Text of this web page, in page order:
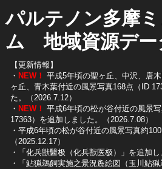
パルテノン多摩
ム 地域資源デー
【更新情報】
・ NEW！ 平成5年頃の聖ヶ丘、中沢、唐
ヶ丘、青木葉付近の風景写真168点（ID
た。（2026.7.12）
・ NEW！ 平成6年頃の松が谷付近の風景
17363）を追加しました。（2026.7.08）
・平成6年頃の松が谷付近の風景写真約
（2025.12.17）
・「化兵獣醫极（化兵獣医极）」を追加し
・「鮎猟鵜飼実施之景況麁絵図（玉川鮎